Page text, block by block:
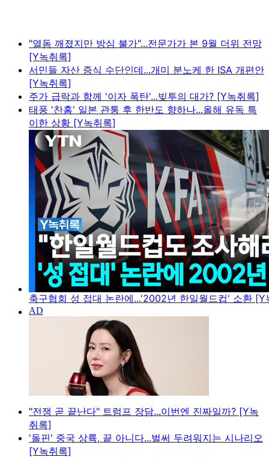
"열돔 깨졌지만 방심 불가"...전문가가 본 9월 더위 전망
[Y녹취록]
서민들 자산 증식 수단인데...개미 분노케 한 ISA 개편안
[Y녹취록]
주가 급락과 함께 '이자 폭탄'...빚투의 대가? [Y녹취록]
태풍 '찬홈' 일본 관통 후 한반도 향하나...올해 유독 특
이한 상황 [Y녹취록]
축구협회 성 접대 논란에...'2002년 한일월드컵' 소환 [Y
"전쟁 곧 끝난다" 트럼프 장담...이번엔 진짜일까? [Y녹
취록]
'돌핀' 중국 상륙, 끝 아니다...벌써 두려워지는 시나리오
[Y녹취록]